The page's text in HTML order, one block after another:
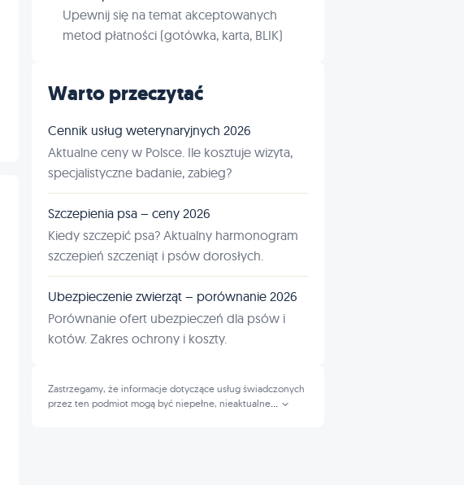
Upewnij się na temat akceptowanych
metod płatności (gotówka, karta, BLIK)
Warto przeczytać
Cennik usług weterynaryjnych 2026
Aktualne ceny w Polsce. Ile kosztuje wizyta,
specjalistyczne badanie, zabieg?
Szczepienia psa – ceny 2026
Kiedy szczepić psa? Aktualny harmonogram
szczepień szczeniąt i psów dorosłych.
Ubezpieczenie zwierząt – porównanie 2026
Porównanie ofert ubezpieczeń dla psów i
kotów. Zakres ochrony i koszty.
Zastrzegamy, że informacje dotyczące usług świadczonych
przez ten podmiot mogą być niepełne, nieaktualne...